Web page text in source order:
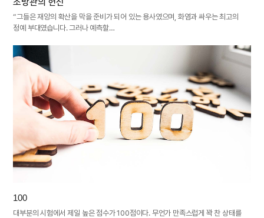
“그들은 재앙의 확산을 막을 준비가 되어 있는 용사였으며, 화염과 싸우는 최고의
정예 부대였습니다. 그러나 예측할…
100
대부분의 시험에서 제일 높은 점수가 100점이다. 무언가 만족스럽게 꽉 찬 상태를